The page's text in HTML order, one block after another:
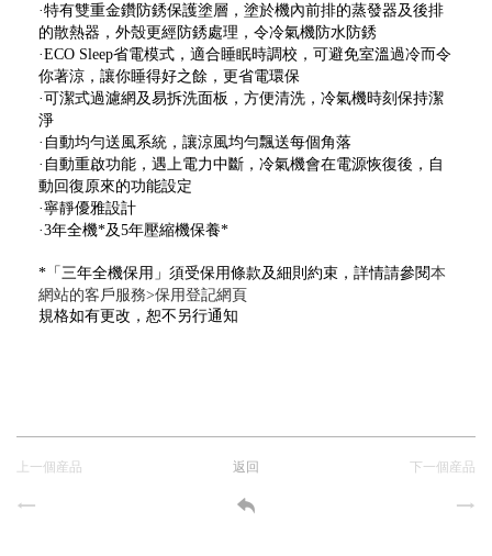
·特有雙重金鑽防銹保護塗層，塗於機內前排的蒸發器及後排
的散熱器，外殼更經防銹處理，令冷氣機防水防銹
·ECO Sleep省電模式，適合睡眠時調校，可避免室溫過冷而令
你著涼，讓你睡得好之餘，更省電環保
·可潔式過濾網及易拆洗面板，方便清洗，冷氣機時刻保持潔
淨
·自動均勻送風系統，讓涼風均勻飄送每個角落
·自動重啟功能，遇上電力中斷，冷氣機會在電源恢復後，自
動回復原來的功能設定
·寧靜優雅設計
·3年全機*及5年壓縮機保養*
*「三年全機保用」須受保用條款及細則約束，詳情請參閱本
網站的客戶服務>保用登記網頁
規格如有更改，恕不另行通知
上一個産品 返回 下一個産品